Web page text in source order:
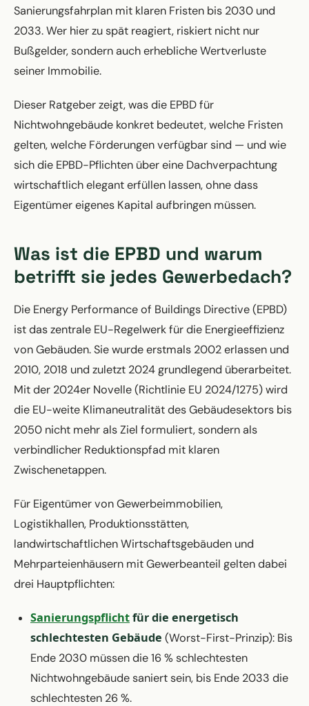
Sanierungsfahrplan mit klaren Fristen bis 2030 und
2033. Wer hier zu spät reagiert, riskiert nicht nur
Bußgelder, sondern auch erhebliche Wertverluste
seiner Immobilie.
Dieser Ratgeber zeigt, was die EPBD für
Nichtwohngebäude konkret bedeutet, welche Fristen
gelten, welche Förderungen verfügbar sind — und wie
sich die EPBD-Pflichten über eine Dachverpachtung
wirtschaftlich elegant erfüllen lassen, ohne dass
Eigentümer eigenes Kapital aufbringen müssen.
Was ist die EPBD und warum
betrifft sie jedes Gewerbedach?
Die Energy Performance of Buildings Directive (EPBD)
ist das zentrale EU-Regelwerk für die Energieeffizienz
von Gebäuden. Sie wurde erstmals 2002 erlassen und
2010, 2018 und zuletzt 2024 grundlegend überarbeitet.
Mit der 2024er Novelle (Richtlinie EU 2024/1275) wird
die EU-weite Klimaneutralität des Gebäudesektors bis
2050 nicht mehr als Ziel formuliert, sondern als
verbindlicher Reduktionspfad mit klaren
Zwischenetappen.
Für Eigentümer von Gewerbeimmobilien,
Logistikhallen, Produktionsstätten,
landwirtschaftlichen Wirtschaftsgebäuden und
Mehrparteienhäusern mit Gewerbeanteil gelten dabei
drei Hauptpflichten:
Sanierungspflichtfür die energetisch
schlechtesten Gebäude (Worst-First-Prinzip): Bis
Ende 2030 müssen die 16 % schlechtesten
Nichtwohngebäude saniert sein, bis Ende 2033 die
schlechtesten 26 %.